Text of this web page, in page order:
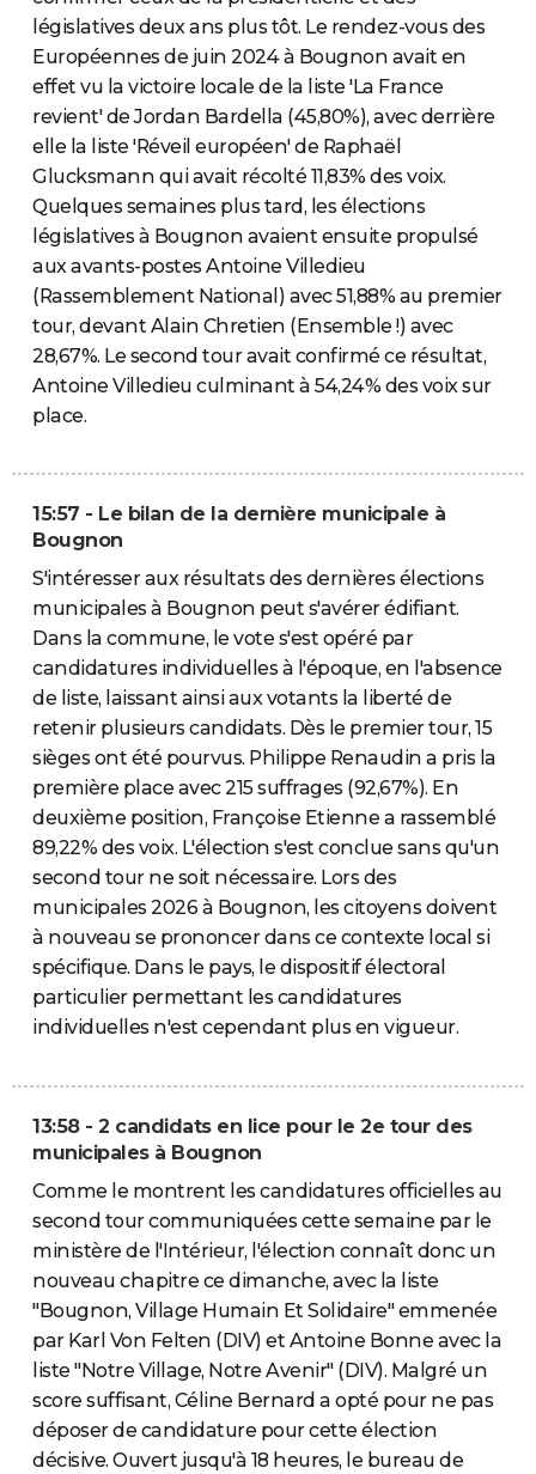
législatives deux ans plus tôt. Le rendez-vous des
Européennes de juin 2024 à Bougnon avait en
effet vu la victoire locale de la liste 'La France
revient' de Jordan Bardella (45,80%), avec derrière
elle la liste 'Réveil européen' de Raphaël
Glucksmann qui avait récolté 11,83% des voix.
Quelques semaines plus tard, les élections
législatives à Bougnon avaient ensuite propulsé
aux avants-postes Antoine Villedieu
(Rassemblement National) avec 51,88% au premier
tour, devant Alain Chretien (Ensemble !) avec
28,67%. Le second tour avait confirmé ce résultat,
Antoine Villedieu culminant à 54,24% des voix sur
place.
15:57 - Le bilan de la dernière municipale à
Bougnon
S'intéresser aux résultats des dernières élections
municipales à Bougnon peut s'avérer édifiant.
Dans la commune, le vote s'est opéré par
candidatures individuelles à l'époque, en l'absence
de liste, laissant ainsi aux votants la liberté de
retenir plusieurs candidats. Dès le premier tour, 15
sièges ont été pourvus. Philippe Renaudin a pris la
première place avec 215 suffrages (92,67%). En
deuxième position, Françoise Etienne a rassemblé
89,22% des voix. L'élection s'est conclue sans qu'un
second tour ne soit nécessaire. Lors des
municipales 2026 à Bougnon, les citoyens doivent
à nouveau se prononcer dans ce contexte local si
spécifique. Dans le pays, le dispositif électoral
particulier permettant les candidatures
individuelles n'est cependant plus en vigueur.
13:58 - 2 candidats en lice pour le 2e tour des
municipales à Bougnon
Comme le montrent les candidatures officielles au
second tour communiquées cette semaine par le
ministère de l'Intérieur, l'élection connaît donc un
nouveau chapitre ce dimanche, avec la liste
"Bougnon, Village Humain Et Solidaire" emmenée
par Karl Von Felten (DIV) et Antoine Bonne avec la
liste "Notre Village, Notre Avenir" (DIV). Malgré un
score suffisant, Céline Bernard a opté pour ne pas
déposer de candidature pour cette élection
décisive. Ouvert jusqu'à 18 heures, le bureau de